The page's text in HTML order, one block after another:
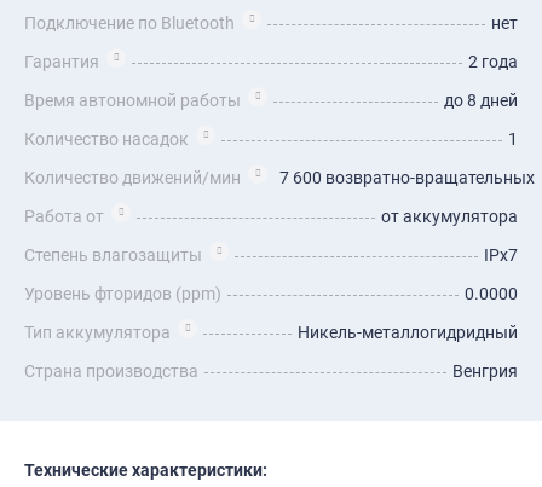
Подключение по Bluetooth
нет
Гарантия
2 года
Время автономной работы
до 8 дней
Количество насадок
1
Количество движений/мин
7 600 возвратно-вращательных
Работа от
от аккумулятора
Степень влагозащиты
IPx7
Уровень фторидов (ppm)
0.0000
Тип аккумулятора
Никель-металлогидридный
Страна производства
Венгрия
Технические характеристики: